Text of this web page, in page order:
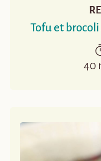
Tofu et brocoli
40